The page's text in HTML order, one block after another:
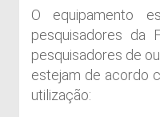
O equipamento
pesquisadores da
pesquisadores de
estejam de acordo
utilização: